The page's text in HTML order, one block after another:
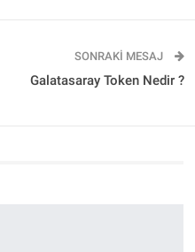
SONRAKI MESAJ
Galatasaray Token Nedir ?